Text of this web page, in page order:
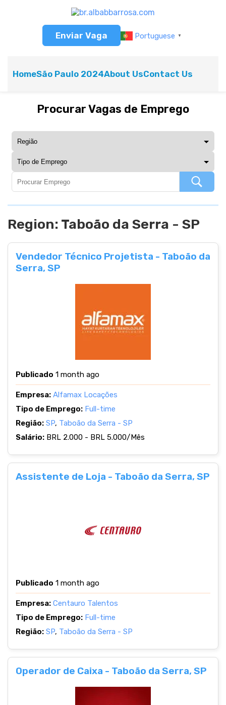
Enviar Vaga Portuguese ▼
HomeSão Paulo 2024About UsContact Us
Procurar Vagas de Emprego
Region: Taboão da Serra - SP
Vendedor Técnico Projetista - Taboão da
Serra, SP
Publicado 1 month ago
Empresa: Alfamax Locações
Tipo de Emprego: Full-time
Região: SP, Taboão da Serra - SP
Salário: BRL 2.000 - BRL 5.000/Mês
Assistente de Loja - Taboão da Serra, SP
Publicado 1 month ago
Empresa: Centauro Talentos
Tipo de Emprego: Full-time
Região: SP, Taboão da Serra - SP
Operador de Caixa - Taboão da Serra, SP